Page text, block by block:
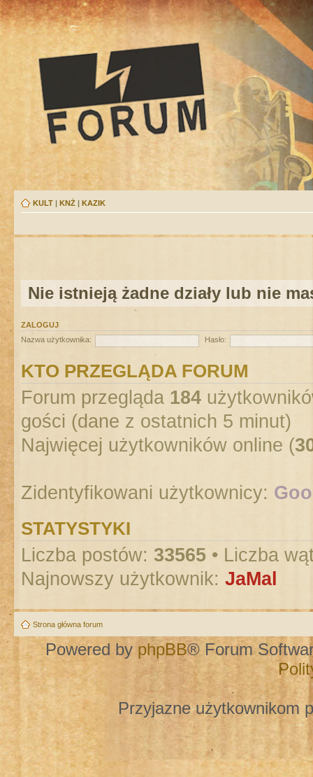
KULT | KNŻ | KAZIK
Nie istnieją żadne działy lub nie
ZALOGUJ
Nazwa użytkownika:
Hasło:
KTO PRZEGLĄDA FORUM
Forum przegląda 184
gości (dane z ostatnich 5 minut)
Najwięcej użytkowników online (
Zidentyfikowani użytkownicy:
STATYSTYKI
Liczba postów: 33565 • Liczba
Najnowszy użytkownik: JaMal
Strona główna forum
Powered by phpBB® Forum
Przyjazne użytkownikom